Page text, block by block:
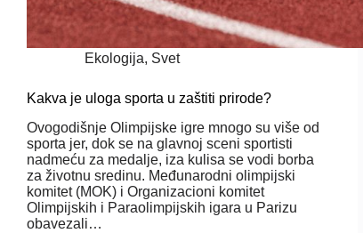
Ekologija, Svet
Kakva je uloga sporta u zaštiti prirode?
Ovogodišnje Olimpijske igre mnogo su više od
sporta jer, dok se na glavnoj sceni sportisti
nadmeću za medalje, iza kulisa se vodi borba
za životnu sredinu. Međunarodni olimpijski
komitet (MOK) i Organizacioni komitet
Olimpijskih i Paraolimpijskih igara u Parizu
obavezali…